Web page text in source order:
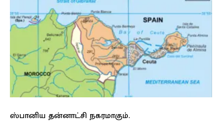
ஸ்பானிய தன்னாட்சி நகரமாகும்.